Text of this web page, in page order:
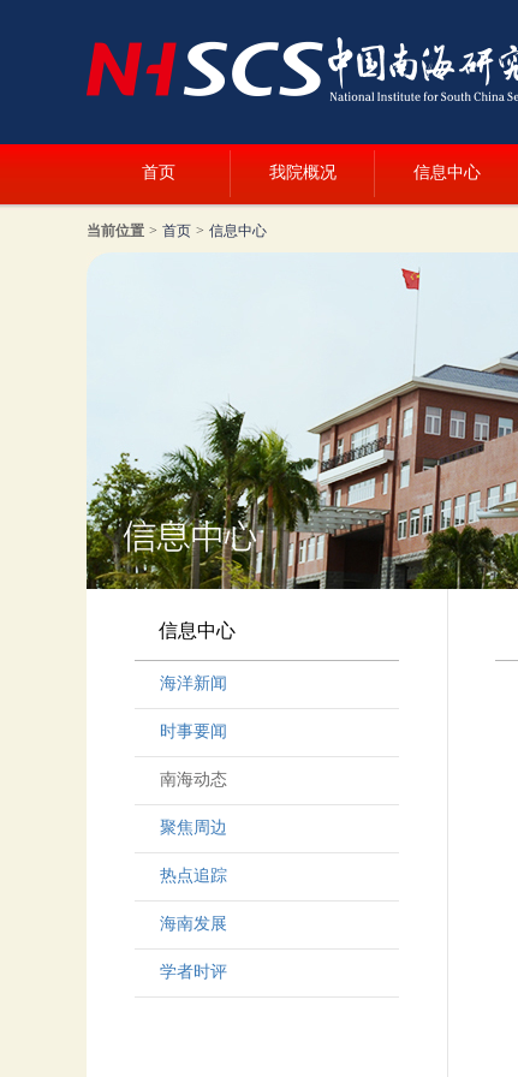
首页 我院概况 信息中心
当前位置 > 首页 > 信息中心
信息中心
海洋新闻
时事要闻
南海动态
聚焦周边
热点追踪
海南发展
学者时评